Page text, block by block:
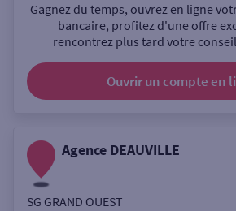
Ouverte le samedi
Ouverte le lundi
Gagnez du temps, ouvrez en ligne
bancaire, profitez d'une offre
rencontrez plus tard votre
Ouvrir un compte en
Agence DEAUVILLE
SG GRAND OUEST